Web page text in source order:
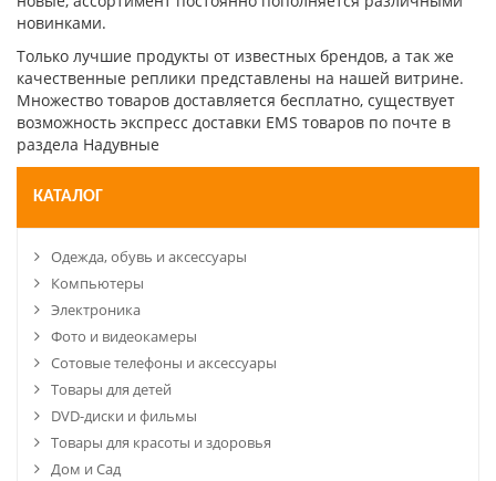
КАТАЛОГ
Одежда, обувь и аксессуары
Компьютеры
Электроника
Фото и видеокамеры
Сотовые телефоны и аксессуары
Товары для детей
DVD-диски и фильмы
Товары для красоты и здоровья
Дом и Сад
новинками.
Только лучшие продукты от известных брендов, а так же
качественные реплики представлены на нашей витрине.
Множество товаров доставляется бесплатно, существует
возможность экспресс доставки EMS товаров по почте в
раздела Надувные